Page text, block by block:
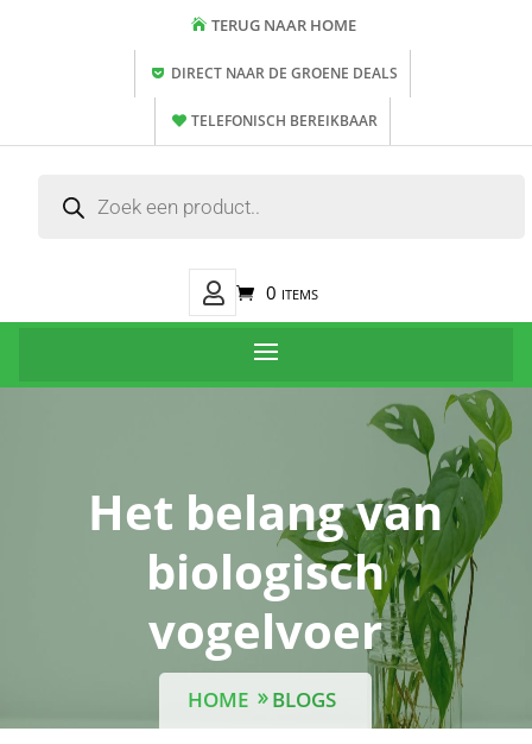
TERUG NAAR HOME
DIRECT NAAR DE GROENE DEALS
TELEFONISCH BEREIKBAAR
zoeken
Mijn
Account
0 items
Het belang van
biologisch
vogelvoer
HOME BLOGS